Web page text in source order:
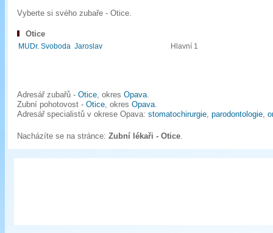
Vyberte si svého zubaře - Otice.
Otice
MUDr. Svoboda Jaroslav Hlavní 1
Adresář zubařů - Otice , okres Opava
Zubní pohotovost - Otice , okres Opava
Adresář specialistů v okrese Opava: stomatochirurgie parodontologie
Nacházíte se na stránce: Zubní lékaři - Otice